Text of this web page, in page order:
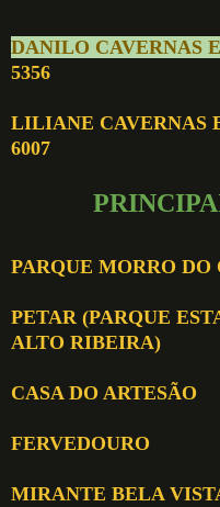
DANILO CAVERNAS
5356
LILIANE CAVERNAS
6007
PARQUE MORRO DO
PETAR (PARQUE
ALTO RIBEIRA)
CASA DO ARTESÃO
FERVEDOURO
MIRANTE BELA